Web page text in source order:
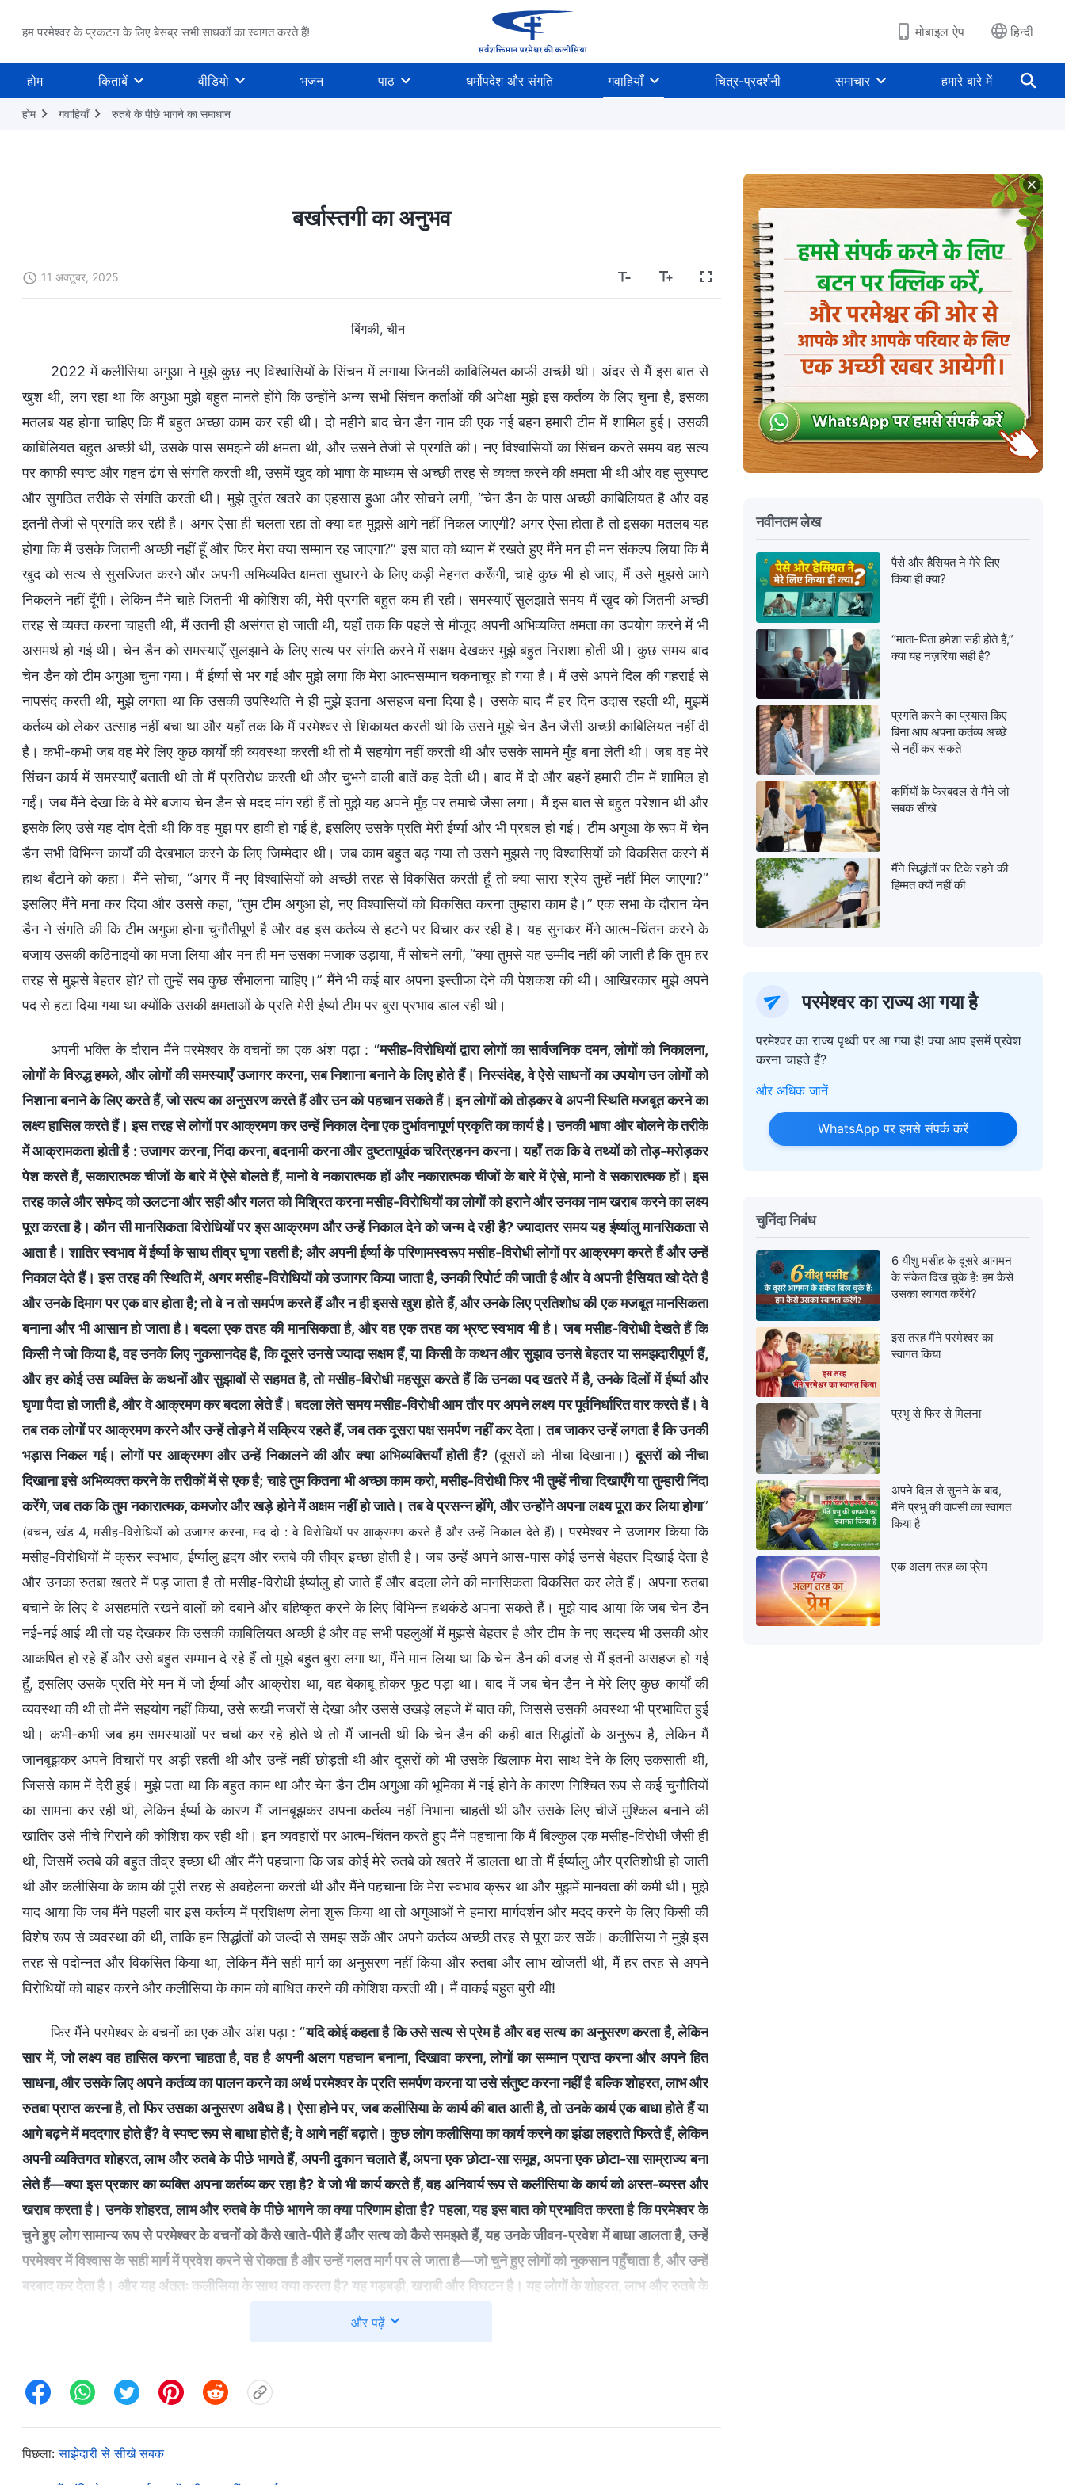
हम परमेश्वर के प्रकटन के लिए बेसब्र सभी साधकों का स्वागत करते हैं! मोबाइल ऐप हिन्दी
होम किताबें वीडियो भजन पाठ धर्मोपदेश और संगति गवाहियाँ चित्र-प्रदर्शनी समाचार हमारे बारे में
होम गवाहियाँ रुतबे के पीछे भागने का समाधान
बर्खास्तगी का अनुभव
11 अक्टूबर, 2025
बिंगकी, चीन
2022 में कलीसिया अगुआ ने मुझे कुछ नए विश्वासियों के सिंचन में लगाया जिनकी काबिलियत काफी अच्छी थी। अंदर से मैं इस बात से
खुश थी, लग रहा था कि अगुआ मुझे बहुत मानते होंगे कि उन्होंने अन्य सभी सिंचन कर्ताओं की अपेक्षा मुझे इस कर्तव्य के लिए चुना है, इसका
मतलब यह होना चाहिए कि मैं बहुत अच्छा काम कर रही थी। दो महीने बाद चेन डैन नाम की एक नई बहन हमारी टीम में शामिल हुई। उसकी
काबिलियत बहुत अच्छी थी, उसके पास समझने की क्षमता थी, और उसने तेजी से प्रगति की। नए विश्वासियों का सिंचन करते समय वह सत्य
पर काफी स्पष्ट और गहन ढंग से संगति करती थी, उसमें खुद को भाषा के माध्यम से अच्छी तरह से व्यक्त करने की क्षमता भी थी और वह सुस्पष्ट
और सुगठित तरीके से संगति करती थी। मुझे तुरंत खतरे का एहसास हुआ और सोचने लगी, “चेन डैन के पास अच्छी काबिलियत है और वह
इतनी तेजी से प्रगति कर रही है। अगर ऐसा ही चलता रहा तो क्या वह मुझसे आगे नहीं निकल जाएगी? अगर ऐसा होता है तो इसका मतलब यह
होगा कि मैं उसके जितनी अच्छी नहीं हूँ और फिर मेरा क्या सम्मान रह जाएगा?” इस बात को ध्यान में रखते हुए मैंने मन ही मन संकल्प लिया कि मैं
खुद को सत्य से सुसज्जित करने और अपनी अभिव्यक्ति क्षमता सुधारने के लिए कड़ी मेहनत करूँगी, चाहे कुछ भी हो जाए, मैं उसे मुझसे आगे
निकलने नहीं दूँगी। लेकिन मैंने चाहे जितनी भी कोशिश की, मेरी प्रगति बहुत कम ही रही। समस्याएँ सुलझाते समय मैं खुद को जितनी अच्छी
तरह से व्यक्त करना चाहती थी, मैं उतनी ही असंगत हो जाती थी, यहाँ तक कि पहले से मौजूद अपनी अभिव्यक्ति क्षमता का उपयोग करने में भी
असमर्थ हो गई थी। चेन डैन को समस्याएँ सुलझाने के लिए सत्य पर संगति करने में सक्षम देखकर मुझे बहुत निराशा होती थी। कुछ समय बाद
चेन डैन को टीम अगुआ चुना गया। मैं ईर्ष्या से भर गई और मुझे लगा कि मेरा आत्मसम्मान चकनाचूर हो गया है। मैं उसे अपने दिल की गहराई से
नापसंद करती थी, मुझे लगता था कि उसकी उपस्थिति ने ही मुझे इतना असहज बना दिया है। उसके बाद मैं हर दिन उदास रहती थी, मुझमें
कर्तव्य को लेकर उत्साह नहीं बचा था और यहाँ तक कि मैं परमेश्वर से शिकायत करती थी कि उसने मुझे चेन डैन जैसी अच्छी काबिलियत नहीं दी
है। कभी-कभी जब वह मेरे लिए कुछ कार्यों की व्यवस्था करती थी तो मैं सहयोग नहीं करती थी और उसके सामने मुँह बना लेती थी। जब वह मेरे
सिंचन कार्य में समस्याएँ बताती थी तो मैं प्रतिरोध करती थी और चुभने वाली बातें कह देती थी। बाद में दो और बहनें हमारी टीम में शामिल हो
गईं। जब मैंने देखा कि वे मेरे बजाय चेन डैन से मदद मांग रही हैं तो मुझे यह अपने मुँह पर तमाचे जैसा लगा। मैं इस बात से बहुत परेशान थी और
इसके लिए उसे यह दोष देती थी कि वह मुझ पर हावी हो गई है, इसलिए उसके प्रति मेरी ईर्ष्या और भी प्रबल हो गई। टीम अगुआ के रूप में चेन
डैन सभी विभिन्न कार्यों की देखभाल करने के लिए जिम्मेदार थी। जब काम बहुत बढ़ गया तो उसने मुझसे नए विश्वासियों को विकसित करने में
हाथ बँटाने को कहा। मैंने सोचा, “अगर मैं नए विश्वासियों को अच्छी तरह से विकसित करती हूँ तो क्या सारा श्रेय तुम्हें नहीं मिल जाएगा?”
इसलिए मैंने मना कर दिया और उससे कहा, “तुम टीम अगुआ हो, नए विश्वासियों को विकसित करना तुम्हारा काम है।” एक सभा के दौरान चेन
डैन ने संगति की कि टीम अगुआ होना चुनौतीपूर्ण है और वह इस कर्तव्य से हटने पर विचार कर रही है। यह सुनकर मैंने आत्म-चिंतन करने के
बजाय उसकी कठिनाइयों का मजा लिया और मन ही मन उसका मजाक उड़ाया, मैं सोचने लगी, “क्या तुमसे यह उम्मीद नहीं की जाती है कि तुम हर
तरह से मुझसे बेहतर हो? तो तुम्हें सब कुछ सँभालना चाहिए।” मैंने भी कई बार अपना इस्तीफा देने की पेशकश की थी। आखिरकार मुझे अपने
पद से हटा दिया गया था क्योंकि उसकी क्षमताओं के प्रति मेरी ईर्ष्या टीम पर बुरा प्रभाव डाल रही थी।
अपनी भक्ति के दौरान मैंने परमेश्वर के वचनों का एक अंश पढ़ा : “मसीह-विरोधियों द्वारा लोगों का सार्वजनिक दमन, लोगों को निकालना,
लोगों के विरुद्ध हमले, और लोगों की समस्याएँ उजागर करना, सब निशाना बनाने के लिए होते हैं। निस्संदेह, वे ऐसे साधनों का उपयोग उन लोगों को
निशाना बनाने के लिए करते हैं, जो सत्य का अनुसरण करते हैं और उन को पहचान सकते हैं। इन लोगों को तोड़कर वे अपनी स्थिति मजबूत करने का
लक्ष्य हासिल करते हैं। इस तरह से लोगों पर आक्रमण कर उन्हें निकाल देना एक दुर्भावनापूर्ण प्रकृति का कार्य है। उनकी भाषा और बोलने के तरीके
में आक्रामकता होती है : उजागर करना, निंदा करना, बदनामी करना और दुष्टतापूर्वक चरित्रहनन करना। यहाँ तक कि वे तथ्यों को तोड़-मरोड़कर
पेश करते हैं, सकारात्मक चीजों के बारे में ऐसे बोलते हैं, मानो वे नकारात्मक हों और नकारात्मक चीजों के बारे में ऐसे, मानो वे सकारात्मक हों। इस
तरह काले और सफेद को उलटना और सही और गलत को मिश्रित करना मसीह-विरोधियों का लोगों को हराने और उनका नाम खराब करने का लक्ष्य
पूरा करता है। कौन सी मानसिकता विरोधियों पर इस आक्रमण और उन्हें निकाल देने को जन्म दे रही है? ज्यादातर समय यह ईर्ष्यालु मानसिकता से
आता है। शातिर स्वभाव में ईर्ष्या के साथ तीव्र घृणा रहती है; और अपनी ईर्ष्या के परिणामस्वरूप मसीह-विरोधी लोगों पर आक्रमण करते हैं और उन्हें
निकाल देते हैं। इस तरह की स्थिति में, अगर मसीह-विरोधियों को उजागर किया जाता है, उनकी रिपोर्ट की जाती है और वे अपनी हैसियत खो देते हैं
और उनके दिमाग पर एक वार होता है; तो वे न तो समर्पण करते हैं और न ही इससे खुश होते हैं, और उनके लिए प्रतिशोध की एक मजबूत मानसिकता
बनाना और भी आसान हो जाता है। बदला एक तरह की मानसिकता है, और वह एक तरह का भ्रष्ट स्वभाव भी है। जब मसीह-विरोधी देखते हैं कि
किसी ने जो किया है, वह उनके लिए नुकसानदेह है, कि दूसरे उनसे ज्यादा सक्षम हैं, या किसी के कथन और सुझाव उनसे बेहतर या समझदारीपूर्ण हैं,
और हर कोई उस व्यक्ति के कथनों और सुझावों से सहमत है, तो मसीह-विरोधी महसूस करते हैं कि उनका पद खतरे में है, उनके दिलों में ईर्ष्या और
घृणा पैदा हो जाती है, और वे आक्रमण कर बदला लेते हैं। बदला लेते समय मसीह-विरोधी आम तौर पर अपने लक्ष्य पर पूर्वनिर्धारित वार करते हैं। वे
तब तक लोगों पर आक्रमण करने और उन्हें तोड़ने में सक्रिय रहते हैं, जब तक दूसरा पक्ष समर्पण नहीं कर देता। तब जाकर उन्हें लगता है कि उनकी
भड़ास निकल गई। लोगों पर आक्रमण और उन्हें निकालने की और क्या अभिव्यक्तियाँ होती हैं?(दूसरों को नीचा दिखाना।)दूसरों को नीचा
दिखाना इसे अभिव्यक्त करने के तरीकों में से एक है; चाहे तुम कितना भी अच्छा काम करो, मसीह-विरोधी फिर भी तुम्हें नीचा दिखाएँगे या तुम्हारी निंदा
करेंगे, जब तक कि तुम नकारात्मक, कमजोर और खड़े होने में अक्षम नहीं हो जाते। तब वे प्रसन्न होंगे, और उन्होंने अपना लक्ष्य पूरा कर लिया होगा”
(वचन, खंड 4, मसीह-विरोधियों को उजागर करना, मद दो : वे विरोधियों पर आक्रमण करते हैं और उन्हें निकाल देते हैं) । परमेश्वर ने उजागर किया कि
मसीह-विरोधियों में क्रूर स्वभाव, ईर्ष्यालु हृदय और रुतबे की तीव्र इच्छा होती है। जब उन्हें अपने आस-पास कोई उनसे बेहतर दिखाई देता है
और उनका रुतबा खतरे में पड़ जाता है तो मसीह-विरोधी ईर्ष्यालु हो जाते हैं और बदला लेने की मानसिकता विकसित कर लेते हैं। अपना रुतबा
बचाने के लिए वे असहमति रखने वालों को दबाने और बहिष्कृत करने के लिए विभिन्न हथकंडे अपना सकते हैं। मुझे याद आया कि जब चेन डैन
नई-नई आई थी तो यह देखकर कि उसकी काबिलियत अच्छी है और वह सभी पहलुओं में मुझसे बेहतर है और टीम के नए सदस्य भी उसकी ओर
आकर्षित हो रहे हैं और उसे बहुत सम्मान दे रहे हैं तो मुझे बहुत बुरा लगा था, मैंने मान लिया था कि चेन डैन की वजह से मैं इतनी असहज हो गई
हूँ, इसलिए उसके प्रति मेरे मन में जो ईर्ष्या और आक्रोश था, वह बेकाबू होकर फूट पड़ा था। बाद में जब चेन डैन ने मेरे लिए कुछ कार्यों की
व्यवस्था की थी तो मैंने सहयोग नहीं किया, उसे रूखी नजरों से देखा और उससे उखड़े लहजे में बात की, जिससे उसकी अवस्था भी प्रभावित हुई
थी। कभी-कभी जब हम समस्याओं पर चर्चा कर रहे होते थे तो मैं जानती थी कि चेन डैन की कही बात सिद्धांतों के अनुरूप है, लेकिन मैं
जानबूझकर अपने विचारों पर अड़ी रहती थी और उन्हें नहीं छोड़ती थी और दूसरों को भी उसके खिलाफ मेरा साथ देने के लिए उकसाती थी,
जिससे काम में देरी हुई। मुझे पता था कि बहुत काम था और चेन डैन टीम अगुआ की भूमिका में नई होने के कारण निश्चित रूप से कई चुनौतियों
का सामना कर रही थी, लेकिन ईर्ष्या के कारण मैं जानबूझकर अपना कर्तव्य नहीं निभाना चाहती थी और उसके लिए चीजें मुश्किल बनाने की
खातिर उसे नीचे गिराने की कोशिश कर रही थी। इन व्यवहारों पर आत्म-चिंतन करते हुए मैंने पहचाना कि मैं बिल्कुल एक मसीह-विरोधी जैसी ही
थी, जिसमें रुतबे की बहुत तीव्र इच्छा थी और मैंने पहचाना कि जब कोई मेरे रुतबे को खतरे में डालता था तो मैं ईर्ष्यालु और प्रतिशोधी हो जाती
थी और कलीसिया के काम की पूरी तरह से अवहेलना करती थी और मैंने पहचाना कि मेरा स्वभाव क्रूर था और मुझमें मानवता की कमी थी। मुझे
याद आया कि जब मैंने पहली बार इस कर्तव्य में प्रशिक्षण लेना शुरू किया था तो अगुआओं ने हमारा मार्गदर्शन और मदद करने के लिए किसी की
विशेष रूप से व्यवस्था की थी, ताकि हम सिद्धांतों को जल्दी से समझ सकें और अपने कर्तव्य अच्छी तरह से पूरा कर सकें। कलीसिया ने मुझे इस
तरह से पदोन्नत और विकसित किया था, लेकिन मैंने सही मार्ग का अनुसरण नहीं किया और रुतबा और लाभ खोजती थी, मैं हर तरह से अपने
विरोधियों को बाहर करने और कलीसिया के काम को बाधित करने की कोशिश करती थी। मैं वाकई बहुत बुरी थी!
फिर मैंने परमेश्वर के वचनों का एक और अंश पढ़ा : “यदि कोई कहता है कि उसे सत्य से प्रेम है और वह सत्य का अनुसरण करता है, लेकिन
सार में, जो लक्ष्य वह हासिल करना चाहता है, वह है अपनी अलग पहचान बनाना, दिखावा करना, लोगों का सम्मान प्राप्त करना और अपने हित
साधना, और उसके लिए अपने कर्तव्य का पालन करने का अर्थ परमेश्वर के प्रति समर्पण करना या उसे संतुष्ट करना नहीं है बल्कि शोहरत, लाभ और
रुतबा प्राप्त करना है, तो फिर उसका अनुसरण अवैध है। ऐसा होने पर, जब कलीसिया के कार्य की बात आती है, तो उनके कार्य एक बाधा होते हैं या
आगे बढ़ने में मददगार होते हैं? वे स्पष्ट रूप से बाधा होते हैं; वे आगे नहीं बढ़ाते। कुछ लोग कलीसिया का कार्य करने का झंडा लहराते फिरते हैं, लेकिन
अपनी व्यक्तिगत शोहरत, लाभ और रुतबे के पीछे भागते हैं, अपनी दुकान चलाते हैं, अपना एक छोटा-सा समूह, अपना एक छोटा-सा साम्राज्य बना
लेते हैं—क्या इस प्रकार का व्यक्ति अपना कर्तव्य कर रहा है? वे जो भी कार्य करते हैं, वह अनिवार्य रूप से कलीसिया के कार्य को अस्त-व्यस्त और
खराब करता है। उनके शोहरत, लाभ और रुतबे के पीछे भागने का क्या परिणाम होता है? पहला, यह इस बात को प्रभावित करता है कि परमेश्वर के
चुने हुए लोग सामान्य रूप से परमेश्वर के वचनों को कैसे खाते-पीते हैं और सत्य को कैसे समझते हैं, यह उनके जीवन-प्रवेश में बाधा डालता है, उन्हें
परमेश्वर में विश्वास के सही मार्ग में प्रवेश करने से रोकता है और उन्हें गलत मार्ग पर ले जाता है—जो चुने हुए लोगों को नुकसान पहुँचाता है, और उन्हें
बरबाद कर देता है। और यह अंततः कलीसिया के साथ क्या करता है? यह गड़बड़ी, खराबी और विघटन है। यह लोगों के शोहरत, लाभ और रुतबे के
अस्त-व्यस्त कर देते हैं, यहाँ तक कि उनका ज्यादा लोगों के द्वारा परमेश्वर के वचनों को खाने-पीने, सत्य को समझने और इस प्रकार परमेश्वर का
और कार्य करेंगे, और वे जो भी काम करते हैं, वह बिना किसी अपवाद के इन्हीं चीजों के लिए होता है। इस तरह से व्यवहार और कार्य करना, बिना
और पढ़ें
पिछला:साझेदारी से सीखे सबक
नवीनतम लेख
पैसे और हैसियत ने मेरे लिए
किया ही क्या?
“माता-पिता हमेशा सही होते हैं,”
क्या यह नज़रिया सही है?
प्रगति करने का प्रयास किए
बिना आप अपना कर्तव्य अच्छे
से नहीं कर सकते
कर्मियों के फेरबदल से मैंने जो
सबक सीखे
मैंने सिद्धांतों पर टिके रहने की
हिम्मत क्यों नहीं की
परमेश्वर का राज्य आ गया है
परमेश्वर का राज्य पृथ्वी पर आ गया है! क्या आप इसमें प्रवेश
करना चाहते हैं?
और अधिक जानें
WhatsApp पर हमसे संपर्क करें
चुनिंदा निबंध
6 यीशु मसीह के दूसरे आगमन
के संकेत दिख चुके हैं: हम कैसे
उसका स्‍वागत करेंगे?
इस तरह मैंने परमेश्वर का
स्वागत किया
प्रभु से फिर से मिलना
अपने दिल से सुनने के बाद,
मैंने प्रभु की वापसी का स्वागत
किया है
एक अलग तरह का प्रेम